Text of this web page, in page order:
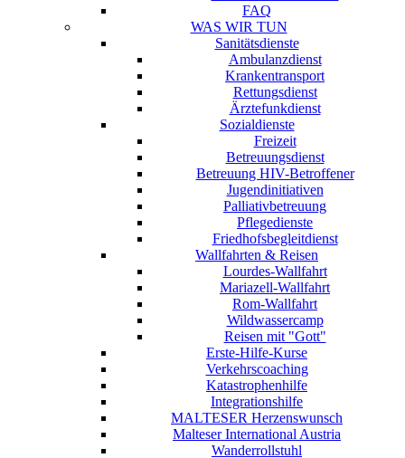
FAQ
WAS WIR TUN
Sanitätsdienste
Ambulanzdienst
Krankentransport
Rettungsdienst
Ärztefunkdienst
Sozialdienste
Freizeit
Betreuungsdienst
Betreuung HIV-Betroffener
Jugendinitiativen
Palliativbetreuung
Pflegedienste
Friedhofsbegleitdienst
Wallfahrten & Reisen
Lourdes-Wallfahrt
Mariazell-Wallfahrt
Rom-Wallfahrt
Wildwassercamp
Reisen mit "Gott"
Erste-Hilfe-Kurse
Verkehrscoaching
Katastrophenhilfe
Integrationshilfe
MALTESER Herzenswunsch
Malteser International Austria
Wanderrollstuhl